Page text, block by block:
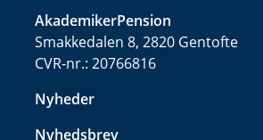
AkademikerPension
Smakkedalen 8, 2820 Gentofte
CVR-nr.: 20766816
Nyheder
Nyhedsbrev